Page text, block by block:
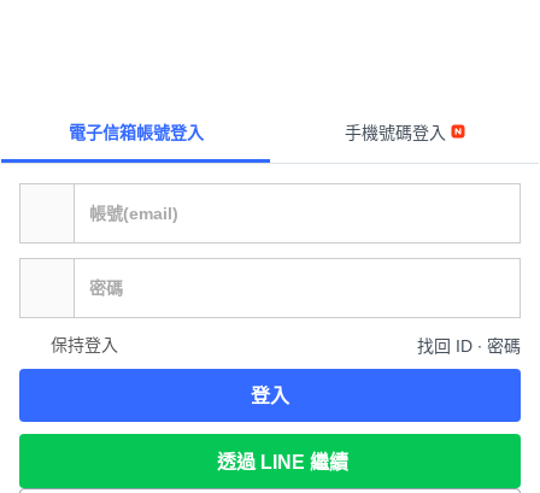
電子信箱帳號登入 手機號碼登入
保持登入 找回 ID ∙ 密碼
登入
透過 LINE 繼續